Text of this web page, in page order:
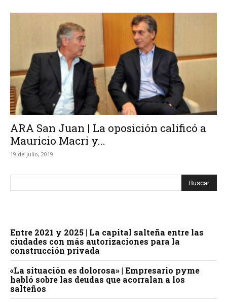
ARA San Juan | La oposición calificó a
Mauricio Macri y...
19 de julio, 2019
Entre 2021 y 2025 | La capital salteña entre las
ciudades con más autorizaciones para la
construcción privada
«La situación es dolorosa» | Empresario pyme
habló sobre las deudas que acorralan a los
salteños